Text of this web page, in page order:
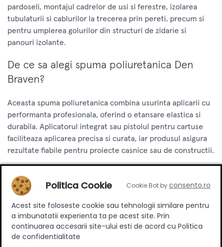
pardoseli, montajul cadrelor de usi si ferestre, izolarea
tubulaturii si cablurilor la trecerea prin pereti, precum si
pentru umplerea golurilor din structuri de zidarie si
panouri izolante.
De ce sa alegi spuma poliuretanica Den
Braven?
Aceasta spuma poliuretanica combina usurinta aplicarii cu
performanta profesionala, oferind o etansare elastica si
durabila. Aplicatorul integrat sau pistolul pentru cartuse
faciliteaza aplicarea precisa si curata, iar produsul asigura
rezultate fiabile pentru proiecte casnice sau de constructii.
Instructiuni rapida de aplicare
Inainte de aplicare, asigura suprafata sa fie curata si fara
urme de praf, ulei sau grasime. Agita bine tubul inainte de
utilizare si pozitioneaza aplicatorul corect. Aplica spuma in
rost sau gol in straturi corespunzatoare, iar pentru o
Politica Cookie Cookie Bot byconsento.ro
Acest site foloseste cookie sau tehnologii similare pentru
a imbunatatii experienta ta pe acest site. Prin
continuarea accesarii site-ului esti de acord cu Politica
de confidentialitate